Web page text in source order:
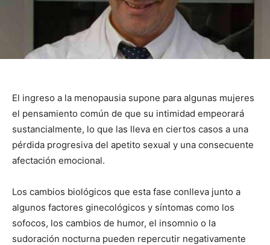
El ingreso a la menopausia supone para algunas mujeres
el pensamiento común de que su intimidad empeorará
sustancialmente, lo que las lleva en ciertos casos a una
pérdida progresiva del apetito sexual y una consecuente
afectación emocional.
Los cambios biológicos que esta fase conlleva junto a
algunos factores ginecológicos y síntomas como los
sofocos, los cambios de humor, el insomnio o la
sudoración nocturna pueden repercutir negativamente